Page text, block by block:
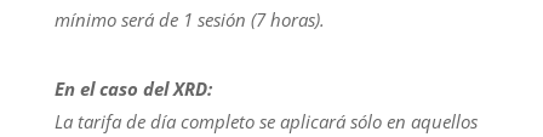
mínimo será de 1 sesión (7 horas).
En el caso del XRD:
La tarifa de día completo se aplicará sólo en aquellos